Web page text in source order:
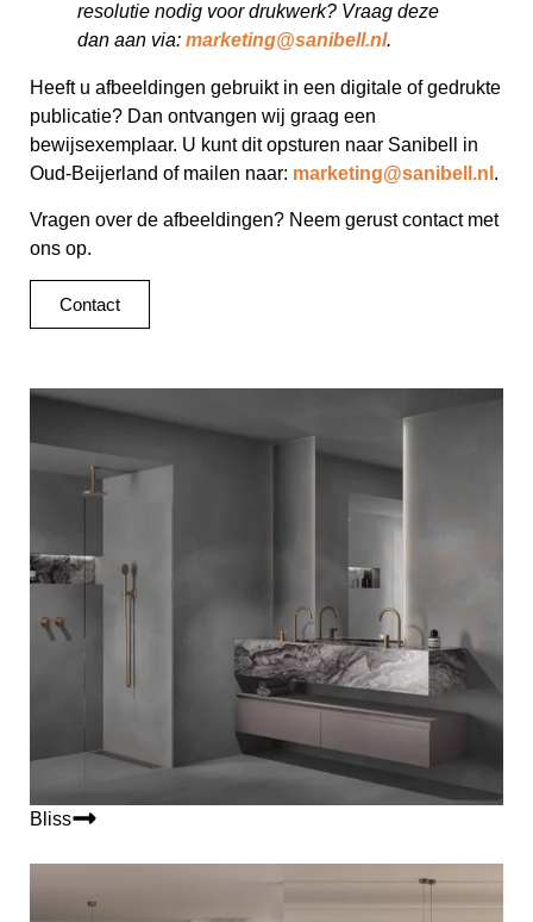
resolutie nodig voor drukwerk? Vraag deze
dan aan via: marketing@sanibell.nl.
Heeft u afbeeldingen gebruikt in een digitale of gedrukte
publicatie? Dan ontvangen wij graag een
bewijsexemplaar. U kunt dit opsturen naar Sanibell in
Oud-Beijerland of mailen naar: marketing@sanibell.nl .
Vragen over de afbeeldingen? Neem gerust contact met
ons op.
Contact
Bliss